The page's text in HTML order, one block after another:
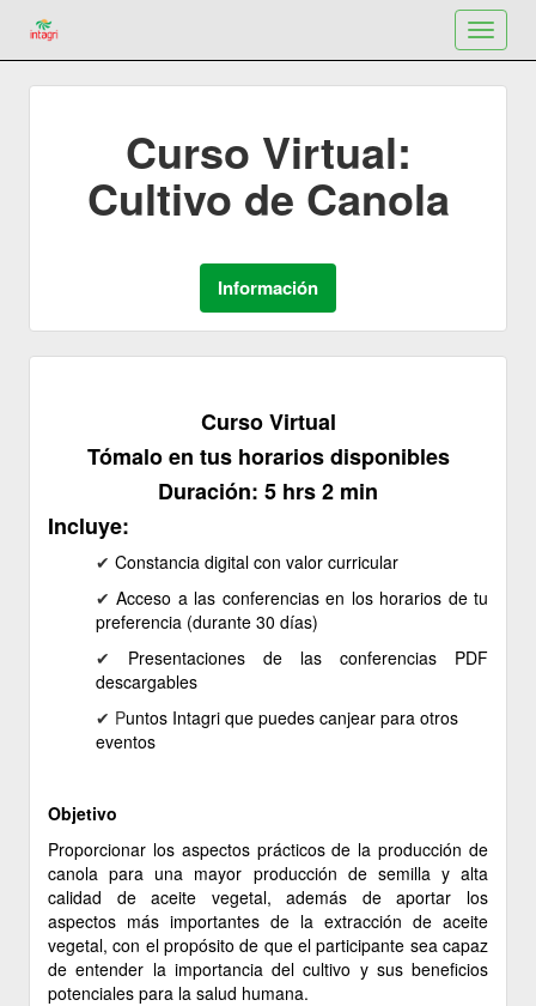
Toggle
Curso Virtual:
Cultivo de Canola
Curso Virtual
Tómalo en tus horarios disponibles
Duración: 5 hrs 2 min
Incluye:
✔ ​ Constancia digital con valor curricular
✔Acceso a las conferencias en los horarios de tu
preferencia (durante 30 días)
✔ Presentaciones de las conferencias PDF
descargables
✔ Puntos Intagri que puedes canjear para otros
eventos
Objetivo
Proporcionar los aspectos prácticos de la producción de
canola para una mayor producción de semilla y alta
calidad de aceite vegetal, además de aportar los
aspectos más importantes de la extracción de aceite
vegetal, con el propósito de que el participante sea capaz
de entender la importancia del cultivo y sus beneficios
potenciales para la salud humana.